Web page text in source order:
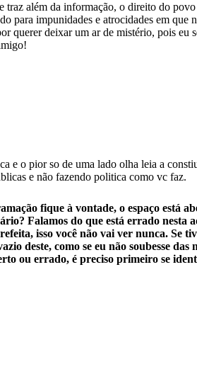
além da informação, o direito do povo
para impunidades e atrocidades em
querer deixar um ar de mistério, pois eu
e o pior so de uma lado olha leia a
e não fazendo politica como vc faz.
fique à vontade, o espaço está
Falamos do que está errado nesta
isso você não vai ver nunca. Se
deste, como se eu não soubesse
ou errado, é preciso primeiro se